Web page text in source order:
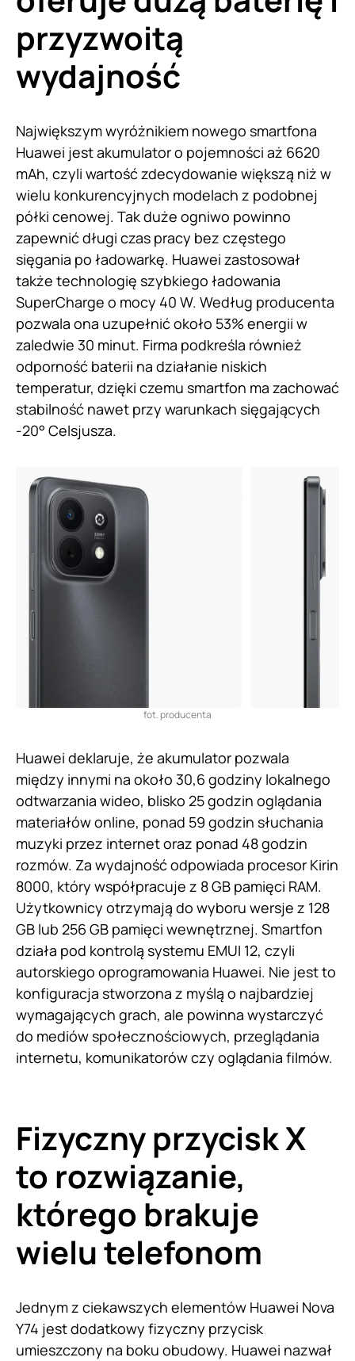
przyzwoitą
wydajność
Największym wyróżnikiem nowego smartfona
Huawei jest akumulator o pojemności aż 6620
mAh, czyli wartość zdecydowanie większą niż w
wielu konkurencyjnych modelach z podobnej
półki cenowej. Tak duże ogniwo powinno
zapewnić długi czas pracy bez częstego
sięgania po ładowarkę. Huawei zastosował
także technologię szybkiego ładowania
SuperCharge o mocy 40 W. Według producenta
pozwala ona uzupełnić około 53% energii w
zaledwie 30 minut. Firma podkreśla również
odporność baterii na działanie niskich
temperatur, dzięki czemu smartfon ma zachować
stabilność nawet przy warunkach sięgających
-20° Celsjusza.
fot. producenta
Huawei deklaruje, że akumulator pozwala
między innymi na około 30,6 godziny lokalnego
odtwarzania wideo, blisko 25 godzin oglądania
materiałów online, ponad 59 godzin słuchania
muzyki przez internet oraz ponad 48 godzin
rozmów. Za wydajność odpowiada procesor Kirin
8000, który współpracuje z 8 GB pamięci RAM.
Użytkownicy otrzymają do wyboru wersje z 128
GB lub 256 GB pamięci wewnętrznej. Smartfon
działa pod kontrolą systemu EMUI 12, czyli
autorskiego oprogramowania Huawei. Nie jest to
konfiguracja stworzona z myślą o najbardziej
wymagających grach, ale powinna wystarczyć
do mediów społecznościowych, przeglądania
internetu, komunikatorów czy oglądania filmów.
Fizyczny przycisk X
to rozwiązanie,
którego brakuje
wielu telefonom
Jednym z ciekawszych elementów Huawei Nova
Y74 jest dodatkowy fizyczny przycisk
umieszczony na boku obudowy. Huawei nazwał